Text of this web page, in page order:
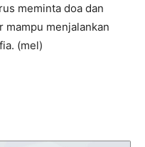
meminta doa dan
mampu menjalankan
(mel)